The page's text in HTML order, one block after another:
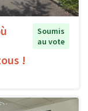
!
Soumis
au vote